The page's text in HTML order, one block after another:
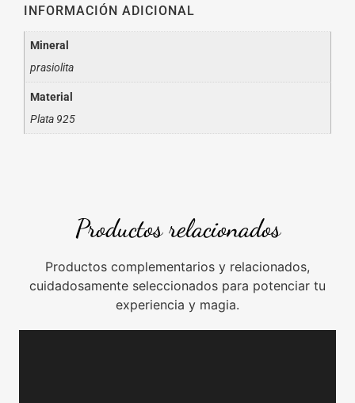
INFORMACIÓN ADICIONAL
Mineral
prasiolita
Material
Plata 925
Productos relacionados
Productos complementarios y relacionados,
cuidadosamente seleccionados para potenciar tu
experiencia y magia.